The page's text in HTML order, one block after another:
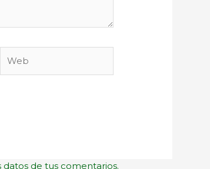
de tus comentarios.